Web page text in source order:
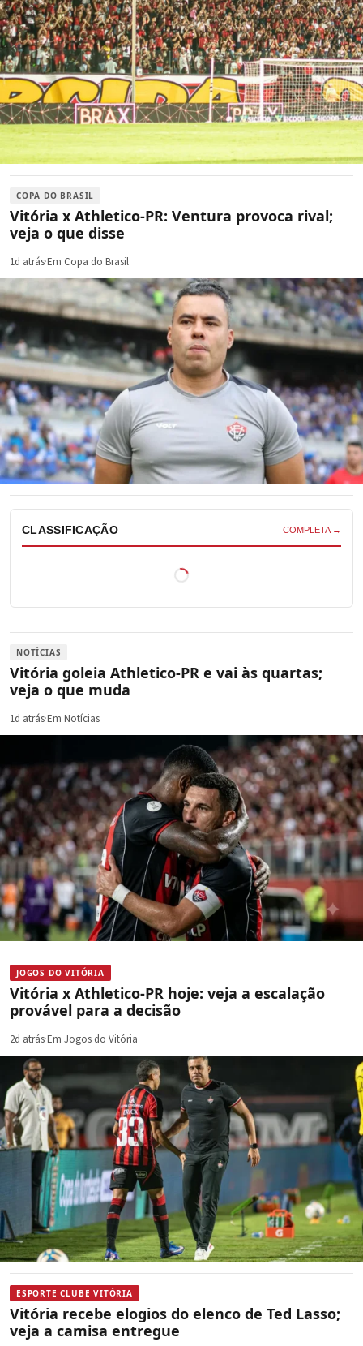
COPA DO BRASIL
Vitória x Athletico-PR: Ventura provoca rival;
veja o que disse
1d atrás·Em Copa do Brasil
CLASSIFICAÇÃO COMPLETA →
NOTÍCIAS
Vitória goleia Athletico-PR e vai às quartas;
veja o que muda
1d atrás·Em Notícias
JOGOS DO VITÓRIA
Vitória x Athletico-PR hoje: veja a escalação
provável para a decisão
2d atrás·Em Jogos do Vitória
ESPORTE CLUBE VITÓRIA
Vitória recebe elogios do elenco de Ted Lasso;
veja a camisa entregue